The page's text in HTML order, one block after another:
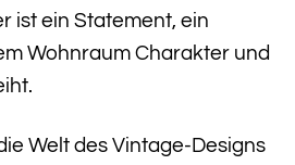
ist ein Statement, ein
Wohnraum Charakter und
Welt des Vintage-Designs